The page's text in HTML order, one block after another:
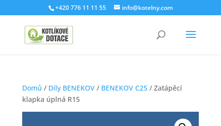
+420 776 11 11 55 info@kotelny.com
Domů / Díly BENEKOV/ BENEKOV C25/ Zatápěcí
klapka úplná R15